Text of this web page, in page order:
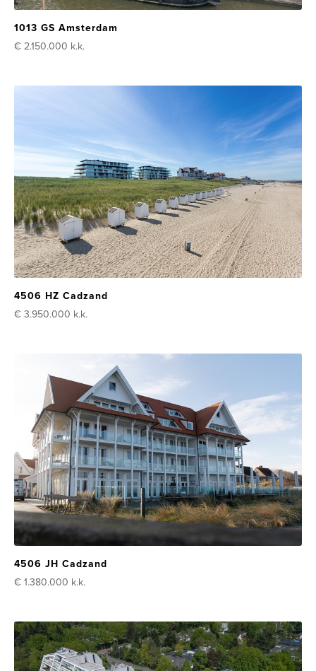
1013 GS Amsterdam
€ 2.150.000 k.k.
4506 HZ Cadzand
€ 3.950.000 k.k.
4506 JH Cadzand
€ 1.380.000 k.k.